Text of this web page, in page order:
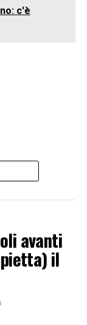
c'è
avanti
il